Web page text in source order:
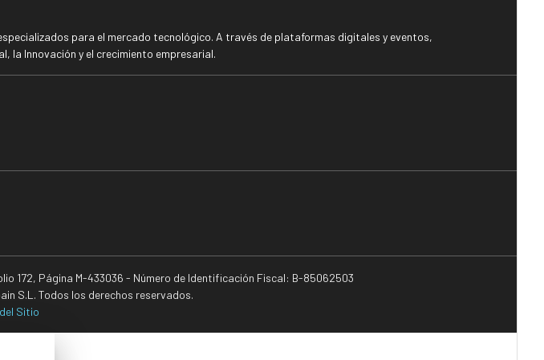
para el mercado tecnológico. A través de plataformas digitales y eventos,
la Innovación y el crecimiento empresarial.
172, Página M-433036 - Número de Identificación Fiscal: B-85062503
S.L. Todos los derechos reservados.
Sitio